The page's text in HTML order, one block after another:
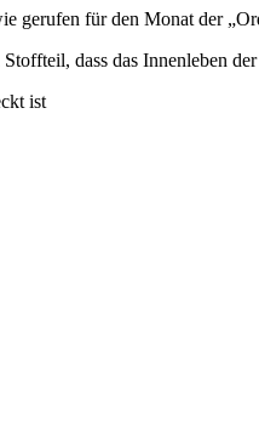
gerufen für den Monat der
dass das Innenleben